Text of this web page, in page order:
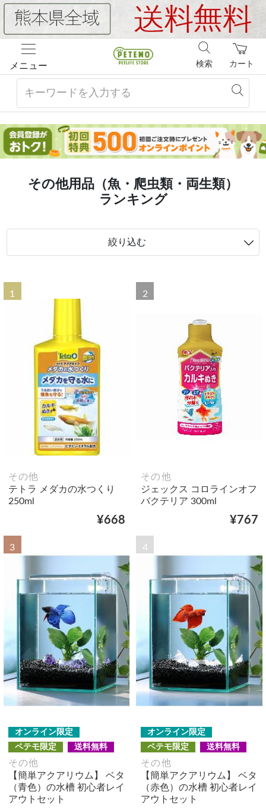
メニュー カート
検索
その他用品（魚・爬虫類・両生類）
ランキング
絞り込む
1
その他
テトラ メダカの水つくり
250ml
¥668
2
その他
ジェックス コロラインオフ
バクテリア 300ml
¥767
3
オンライン限定
ペテモ限定
送料無料
その他
【簡単アクアリウム】 ベタ
（青色）の水槽 初心者レイ
アウトセット
4
オンライン限定
ペテモ限定
送料無料
その他
【簡単アクアリウム】 ベタ
（赤色）の水槽 初心者レイ
アウトセット